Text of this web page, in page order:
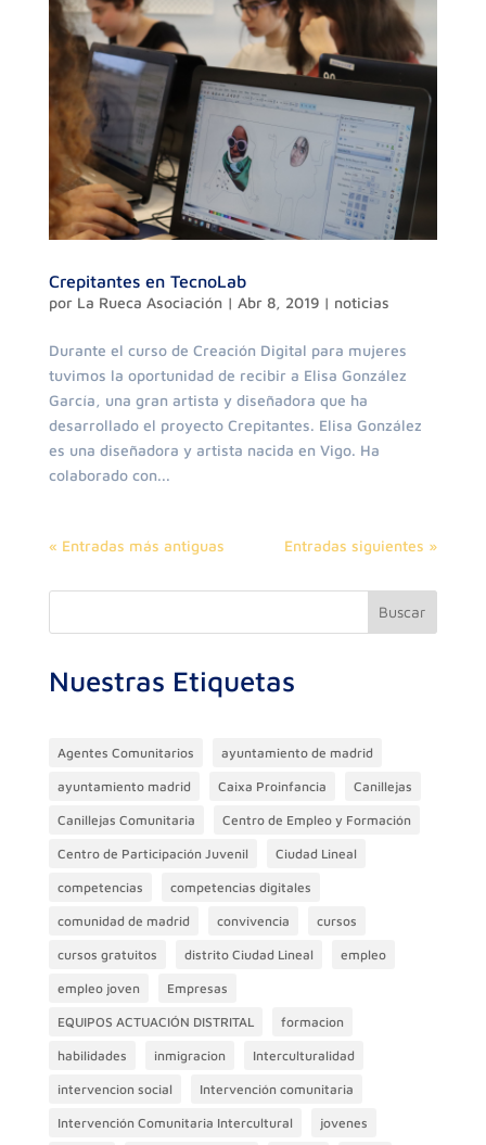
Crepitantes en TecnoLab
por La Rueca Asociación| Abr 8, 2019| noticias
Durante el curso de Creación Digital para mujeres
tuvimos la oportunidad de recibir a Elisa González
García, una gran artista y diseñadora que ha
desarrollado el proyecto Crepitantes. Elisa González
es una diseñadora y artista nacida en Vigo. Ha
colaborado con...
« Entradas más antiguas Entradas siguientes »
Buscar
Nuestras Etiquetas
Agentes Comunitarios ayuntamiento de madrid
ayuntamiento madrid Caixa Proinfancia Canillejas
Canillejas Comunitaria Centro de Empleo y Formación
Centro de Participación Juvenil Ciudad Lineal
competencias competencias digitales
comunidad de madrid convivencia cursos
cursos gratuitos distrito Ciudad Lineal empleo
empleo joven Empresas
EQUIPOS ACTUACIÓN DISTRITAL formacion
habilidades inmigracion Interculturalidad
intervencion social Intervención comunitaria
Intervención Comunitaria Intercultural jovenes